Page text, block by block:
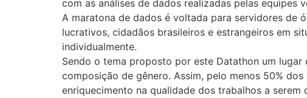
com as análises de dados realizadas pelas equipes
A maratona de dados é voltada para servidores de
lucrativos, cidadãos brasileiros e estrangeiros em
individualmente.
Sendo o tema proposto por este Datathon um
composição de gênero. Assim, pelo menos 50%
enriquecimento na qualidade dos trabalhos a